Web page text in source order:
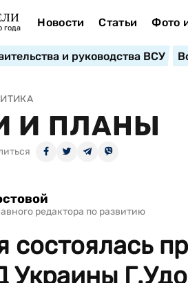
года Новости Статьи Фото
и руководства ВСУ
И ПЛАНЫ
редактора по развитию
состоялась
Украины